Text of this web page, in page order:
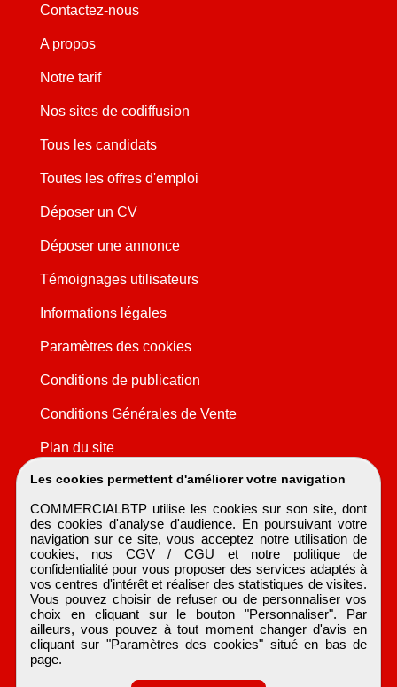
Les cookies permettent d'améliorer votre navigation
COMMERCIALBTP utilise les cookies sur son site, dont
des cookies d'analyse d'audience. En poursuivant votre
navigation sur ce site, vous acceptez notre utilisation de
cookies, nos CGV / CGU et notre politique de
confidentialitépour vous proposer des services adaptés à
vos centres d'intérêt et réaliser des statistiques de visites.
Vous pouvez choisir de refuser ou de personnaliser vos
choix en cliquant sur le bouton "Personnaliser". Par
ailleurs, vous pouvez à tout moment changer d'avis en
cliquant sur "Paramètres des cookies" situé en bas de
page.
Contactez-nous
A propos
Notre tarif
Nos sites de codiffusion
Tous les candidats
Toutes les offres d'emploi
Déposer un CV
Déposer une annonce
Témoignages utilisateurs
Informations légales
Paramètres des cookies
Conditions de publication
Conditions Générales de Vente
Plan du site